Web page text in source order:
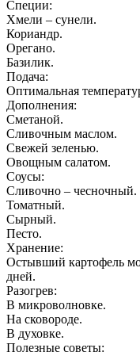
Специи:
Хмели – сунели.
Кориандр.
Орегано.
Базилик.
Подача:
Оптимальная
Дополнения:
Сметаной.
Сливочным маслом.
Свежей зеленью.
Овощным салатом.
Соусы:
Сливочно – чесночный.
Томатный.
Сырный.
Песто.
Хранение:
Остывший картофель
дней.
Разогрев:
В микроволновке.
На сковороде.
В духовке.
Полезные советы: